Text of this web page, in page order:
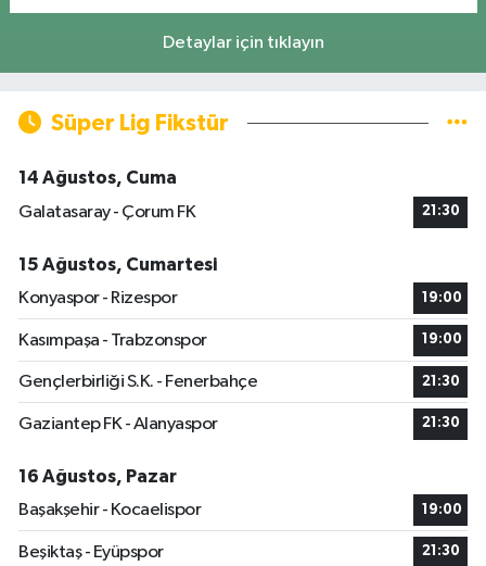
Detaylar için tıklayın
Süper Lig Fikstür
14 Ağustos, Cuma
Galatasaray - Çorum FK
21:30
15 Ağustos, Cumartesi
Konyaspor - Rizespor
19:00
Kasımpaşa - Trabzonspor 19:00
Gençlerbirliği S.K. - Fenerbahçe 21:30
Gaziantep FK - Alanyaspor 21:30
16 Ağustos, Pazar
Başakşehir - Kocaelispor
19:00
Beşiktaş - Eyüpspor 21:30